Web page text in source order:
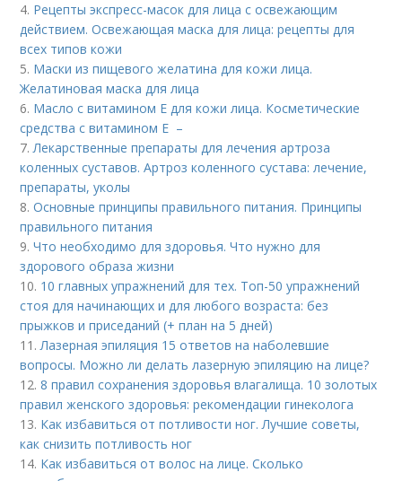
4. Рецепты экспресс-масок для лица с освежающим
действием. Освежающая маска для лица: рецепты для
всех типов кожи
5. Маски из пищевого желатина для кожи лица.
Желатиновая маска для лица
6. Масло с витамином Е для кожи лица. Косметические
средства с витамином Е –
7.Лекарственные препараты для лечения артроза
коленных суставов. Артроз коленного сустава: лечение,
препараты, уколы
8.Основные принципы правильного питания. Принципы
правильного питания
9.Что необходимо для здоровья. Что нужно для
здорового образа жизни
10. 10 главных упражнений для тех. Топ-50 упражнений
стоя для начинающих и для любого возраста: без
прыжков и приседаний (+ план на 5 дней)
11.Лазерная эпиляция 15 ответов на наболевшие
вопросы. Можно ли делать лазерную эпиляцию на лице?
12.8 правил сохранения здоровья влагалища. 10 золотых
правил женского здоровья: рекомендации гинеколога
13. Как избавиться от потливости ног. Лучшие советы,
как снизить потливость ног
14. Как избавиться от волос на лице. Сколько